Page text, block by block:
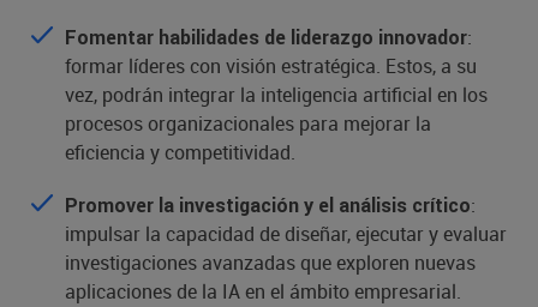
Fomentar habilidades de liderazgo innovador:
formar líderes con visión estratégica. Estos, a su
vez, podrán integrar la inteligencia artificial en los
procesos organizacionales para mejorar la
eficiencia y competitividad.
Promover la investigación y el análisis crítico:
impulsar la capacidad de diseñar, ejecutar y evaluar
investigaciones avanzadas que exploren nuevas
aplicaciones de la IA en el ámbito empresarial.